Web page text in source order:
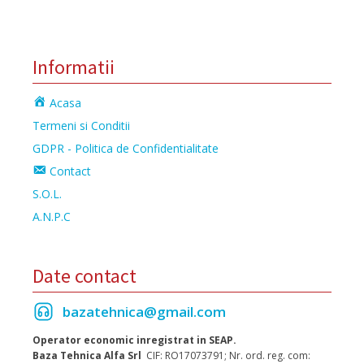
Informatii
Acasa
Termeni si Conditii
GDPR - Politica de Confidentialitate
Contact
S.O.L.
A.N.P.C
Date contact
bazatehnica@gmail.com
Operator economic inregistrat in SEAP.
Baza Tehnica Alfa Srl CIF: RO17073791; Nr. ord. reg. com: